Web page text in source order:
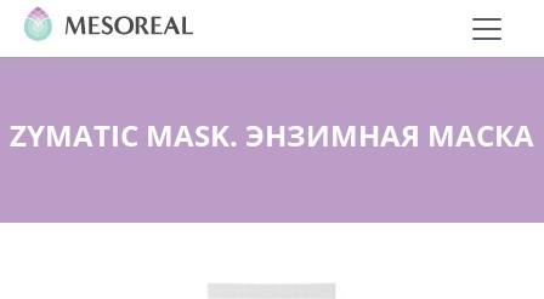
ZYMATIC MASK. ЭНЗИМНАЯ МАСКА